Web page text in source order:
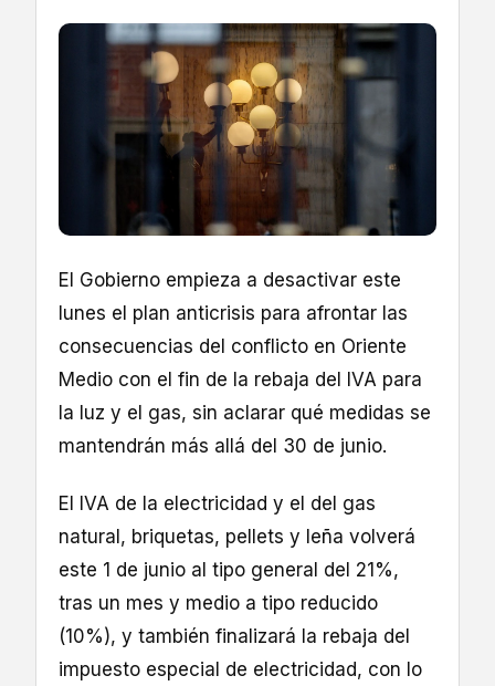
El Gobierno empieza a desactivar este
lunes el plan anticrisis para afrontar las
consecuencias del conflicto en Oriente
Medio con el fin de la rebaja del IVA para
la luz y el gas, sin aclarar qué medidas se
mantendrán más allá del 30 de junio.
El IVA de la electricidad y el del gas
natural, briquetas, pellets y leña volverá
este 1 de junio al tipo general del 21%,
tras un mes y medio a tipo reducido
(10%), y también finalizará la rebaja del
impuesto especial de electricidad, con lo